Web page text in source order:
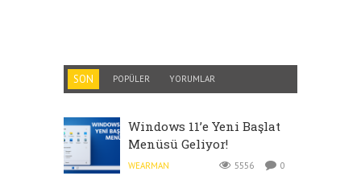
SON POPÜLER YORUMLAR
Windows 11’e Yeni Başlat
Menüsü Geliyor!
WEARMAN 5556 0